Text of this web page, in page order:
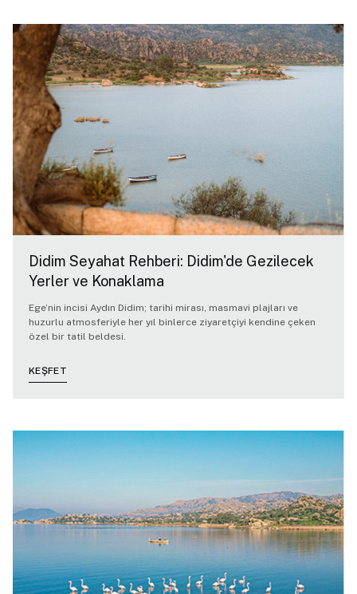
Didim Seyahat Rehberi: Didim'de Gezilecek
Yerler ve Konaklama
Ege’nin incisi Aydın Didim; tarihi mirası, masmavi plajları ve
huzurlu atmosferiyle her yıl binlerce ziyaretçiyi kendine çeken
özel bir tatil beldesi.
KEŞFET